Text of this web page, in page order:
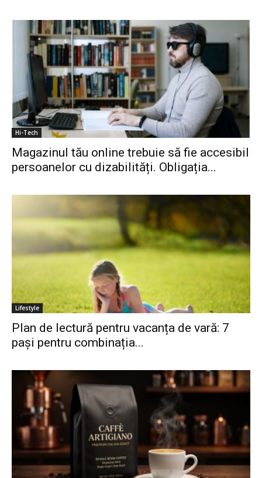
Hi-Tech
Magazinul tău online trebuie să fie accesibil
persoanelor cu dizabilități. Obligația...
Lifestyle
Plan de lectură pentru vacanța de vară: 7
pași pentru combinația...